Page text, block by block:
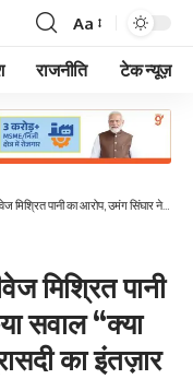
Font
Resizer
Aa
राजनीति टेक न्यूज़
ने किया सवाल “क्या सरकार भोपाल में भी किसी त्रासदी का इंतज़ार कर रही है”
मिश्रित पानी
सवाल “क्या
का इंतज़ार